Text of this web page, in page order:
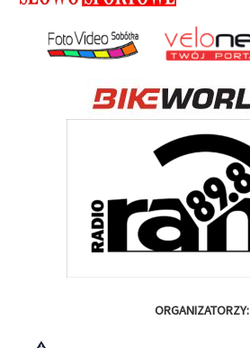
ORGANIZATORZY: